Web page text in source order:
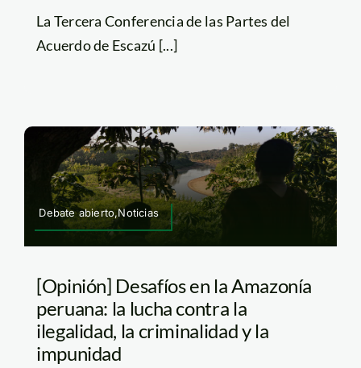
La Tercera Conferencia de las Partes del
Acuerdo de Escazú [...]
Debate abierto,Noticias
[Opinión] Desafíos en la Amazonía
peruana: la lucha contra la
ilegalidad, la criminalidad y la
impunidad